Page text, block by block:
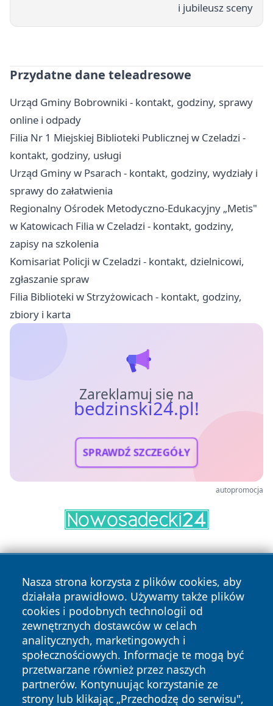
i jubileusz sceny
Przydatne dane teleadresowe
Urząd Gminy Bobrowniki - kontakt, godziny, sprawy
online i odpady
Filia Nr 1 Miejskiej Biblioteki Publicznej w Czeladzi -
kontakt, godziny, usługi
Urząd Gminy w Psarach - kontakt, godziny, wydziały i
sprawy do załatwienia
Regionalny Ośrodek Metodyczno-Edukacyjny „Metis"
w Katowicach Filia w Czeladzi - kontakt, godziny,
zapisy na szkolenia
Komisariat Policji w Czeladzi - kontakt, dzielnicowi,
zgłaszanie spraw
Filia Biblioteki w Strzyżowicach - kontakt, godziny,
zbiory i karta
Zareklamuj się na
bedzinski24.pl!
SPRAWDŹ SZCZEGÓŁY
autopromocja
Nasza strona korzysta z plików cookies, aby
działała prawidłowo. Używamy także plików
cookies i podobnych technologii od
zewnętrznych dostawców w celach
analitycznych, marketingowych i
społecznościowych. Informacje te mogą być
przetwarzane również przez naszych
partnerów. Kontynuując korzystanie ze
strony lub klikając „Przechodzę do serwisu",
Copyright © 2026 bedzinski24.pl Wszystkie prawa
zastrzeżone.
News Autorzy
Polityka
Prywatności
Polityka
Cookies